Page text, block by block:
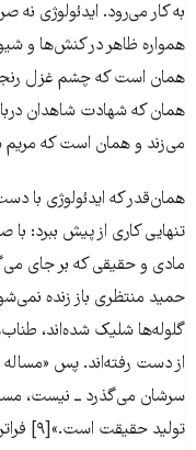
به کار می‌رود. ایدئولوژی نه
همواره ظاهر در کنش‌ها و
همان است که چشم غزل
می‌زند و همان است که مریم
همان‌قدر که ایدئولوژی با
تنهایی کاری از پیش ببرد:
مادی و حقیقی که بر جای
حمید منتظری باز زنده
گلوله‌ها شلیک شده‌اند،
از دست رفته‌اند. پس «مساله
سرشان می‌گذرد ــ نیست،
تولید